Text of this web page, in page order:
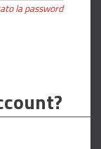
la password